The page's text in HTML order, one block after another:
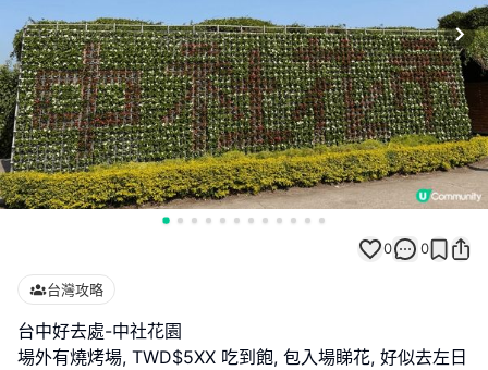
0 0
台灣攻略
台中好去處-中社花園
場外有燒烤場, TWD$5XX 吃到飽, 包入場睇花, 好似去左日